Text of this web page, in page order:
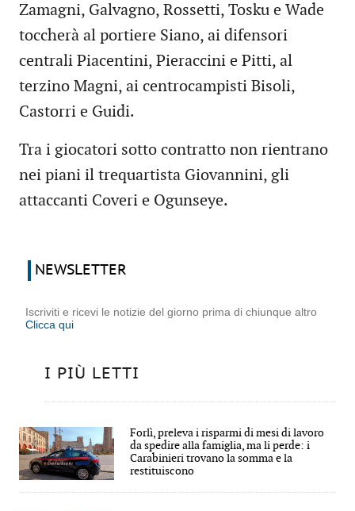
Zamagni, Galvagno, Rossetti, Tosku e Wade
toccherà al portiere Siano, ai difensori
centrali Piacentini, Pieraccini e Pitti, al
terzino Magni, ai centrocampisti Bisoli,
Castorri e Guidi.
Tra i giocatori sotto contratto non rientrano
nei piani il trequartista Giovannini, gli
attaccanti Coveri e Ogunseye.
NEWSLETTER
Iscriviti e ricevi le notizie del giorno prima di chiunque altro
Clicca qui
I PIÙ LETTI
Forlì, preleva i risparmi di mesi di lavoro
da spedire alla famiglia, ma li perde: i
Carabinieri trovano la somma e la
restituiscono